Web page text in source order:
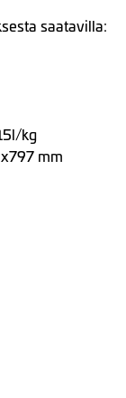
saatavilla:
kg
mm